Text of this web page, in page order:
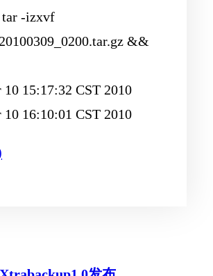
-izxvf
&&
10 15:17:32 CST 2010
10 16:10:01 CST 2010